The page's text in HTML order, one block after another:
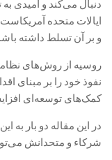
دنبال می‌کند و امیدی
ایالات‌ متحده
و بر آن تسلط داشته
روسیه از روش‌های
نفوذ خود را بر مبنای
کمک‌های توسعه‌ای
در این مقاله دو بار به
شرکاء و متحدانش